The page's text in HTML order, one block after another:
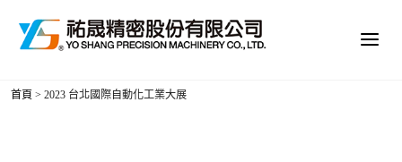
首頁 >2023 台北國際自動化工業大展